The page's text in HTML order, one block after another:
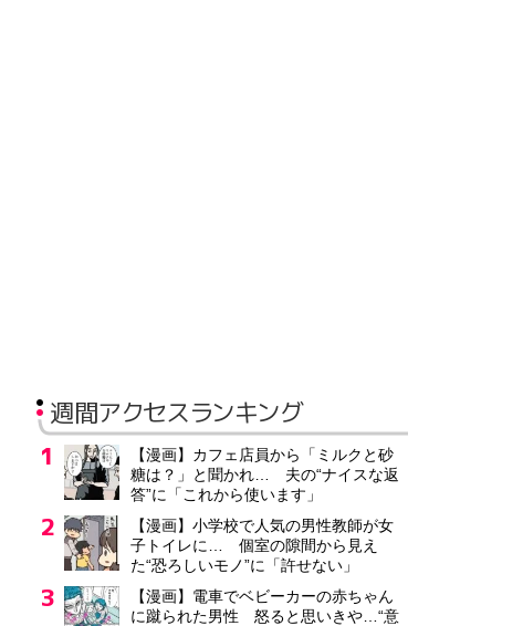
週間アクセスランキング
【漫画】カフェ店員から「ミルクと砂
糖は？」と聞かれ… 夫の“ナイスな返
答”に「これから使います」
【漫画】小学校で人気の男性教師が女
子トイレに… 個室の隙間から見え
た“恐ろしいモノ”に「許せない」
【漫画】電車でベビーカーの赤ちゃん
に蹴られた男性 怒ると思いきや…“意